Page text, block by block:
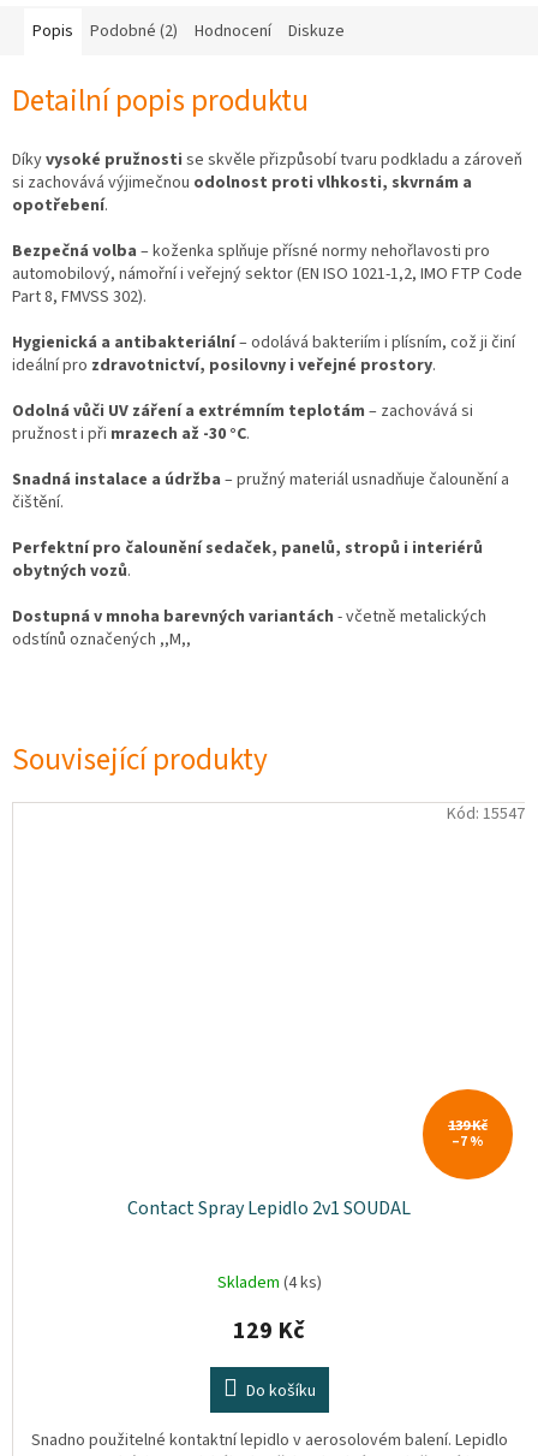
Související produkty
139 Kč
–7 %
Contact Spray Lepidlo 2v1 SOUDAL
Skladem (4 ks)
129 Kč
Do košíku
Snadno použitelné kontaktní lepidlo v aerosolovém balení. Lepidlo
Kód: 15547
Popis Podobné (2) Hodnocení Diskuze
Detailní popis produktu
Díkyvysoké pružnosti se skvěle přizpůsobí tvaru podkladu a zároveň
si zachovává výjimečnou odolnost proti vlhkosti, skvrnám a
opotřebení.
Bezpečná volba – koženka splňuje přísné normy nehořlavosti pro
automobilový, námořní i veřejný sektor (EN ISO 1021-1,2, IMO FTP Code
Part 8, FMVSS 302).
Hygienická a antibakteriální– odolává bakteriím i plísním, což ji činí
ideální pro zdravotnictví, posilovny i veřejné prostory.
Odolná vůči UV záření a extrémním teplotám – zachovává si
pružnost i při mrazech až -30 °C.
Snadná instalace a údržba – pružný materiál usnadňuje čalounění a
čištění.
Perfektní pro čalounění sedaček, panelů, stropů i interiérů
obytných vozů.
Dostupná v mnoha barevných variantách - včetně metalických
odstínů označených ,,M,,